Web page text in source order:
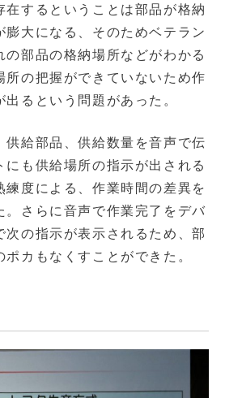
在するということは部品が格納
膨大になる、そのためベテラン
の部品の格納場所などがわかる
所の把握ができていないため作
るという問題があった。
供給部品、供給数量を音声で伝
にも供給場所の指示が出される
練度による、作業時間の差異を
。さらに音声で作業完了をデバ
次の指示が表示されるため、部
カもなくすことができた。